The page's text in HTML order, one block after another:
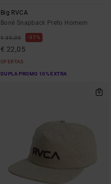
Big RVCA
Boné Snapback Preto Homem
€ 35,00 37%
€ 22,05
OFERTAS
DUPLA PROMO 10% EXTRA